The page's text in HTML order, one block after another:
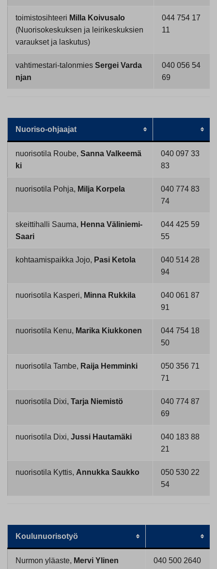
toimistosihteeri Milla Koivusalo
(Nuorisokeskuksen ja leirikeskuksien
varaukset ja laskutus)
044 754 17
11
vahtimestari-talonmies Sergei Varda
njan
040 056 54
69
Nuoriso-ohjaajat
nuorisotila Roube, Sanna Valkeemä
ki
040 097 33
83
nuorisotila Pohja, Milja Korpela
040 774 83
74
skeittihalli Sauma, Henna Väliniemi-
Saari
044 425 59
55
kohtaamispaikka Jojo, Pasi Ketola
040 514 28
94
nuorisotila Kasperi, Minna Rukkila
040 061 87
91
nuorisotila Kenu, Marika Kiukkonen
044 754 18
50
nuorisotila Tambe, Raija Hemminki
050 356 71
71
nuorisotila Dixi, Tarja Niemistö
040 774 87
69
nuorisotila Dixi, Jussi Hautamäki
040 183 88
21
nuorisotila Kyttis, Annukka Saukko
050 530 22
54
Koulunuorisotyö
Nurmon yläaste, Mervi Ylinen 040 500 2640